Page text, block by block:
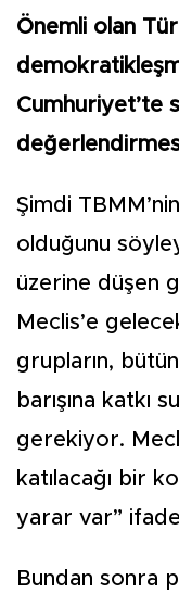
Önemli olan
Cumhuriyet’te
Şimdi
olduğunu
üzerine düşen
Meclis’e
grupların,
barışına katkı
gerekiyor.
katılacağı bir
yarar var”
Bundan sonra